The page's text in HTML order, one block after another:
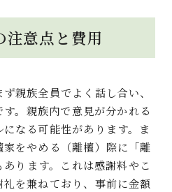
注意点と費用
親族全員でよく話し合い、
。親族内で意見が分かれる
なる可能性があります。ま
をやめる（離檀）際に「離
ります。これは感謝料やこ
を兼ねており、事前に金額